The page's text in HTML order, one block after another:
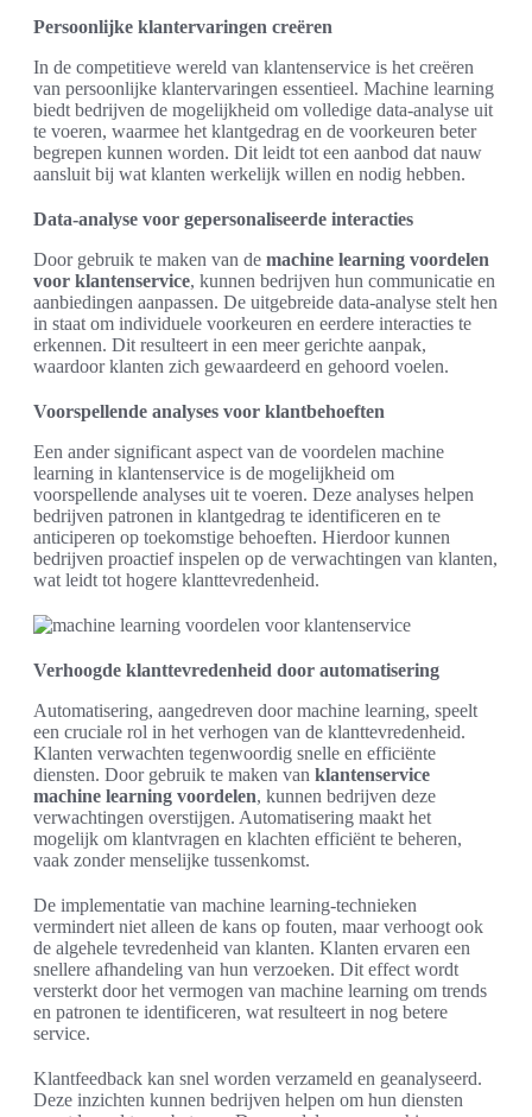
Persoonlijke klantervaringen creëren
In de competitieve wereld van klantenservice is het creëren
van persoonlijke klantervaringen essentieel. Machine learning
biedt bedrijven de mogelijkheid om volledige data-analyse uit
te voeren, waarmee het klantgedrag en de voorkeuren beter
begrepen kunnen worden. Dit leidt tot een aanbod dat nauw
aansluit bij wat klanten werkelijk willen en nodig hebben.
Data-analyse voor gepersonaliseerde interacties
Door gebruik te maken van de machine learning voordelen
voor klantenservice, kunnen bedrijven hun communicatie en
aanbiedingen aanpassen. De uitgebreide data-analyse stelt hen
in staat om individuele voorkeuren en eerdere interacties te
erkennen. Dit resulteert in een meer gerichte aanpak,
waardoor klanten zich gewaardeerd en gehoord voelen.
Voorspellende analyses voor klantbehoeften
Een ander significant aspect van de voordelen machine
learning in klantenservice is de mogelijkheid om
voorspellende analyses uit te voeren. Deze analyses helpen
bedrijven patronen in klantgedrag te identificeren en te
anticiperen op toekomstige behoeften. Hierdoor kunnen
bedrijven proactief inspelen op de verwachtingen van klanten,
wat leidt tot hogere klanttevredenheid.
Verhoogde klanttevredenheid door automatisering
Automatisering, aangedreven door machine learning, speelt
een cruciale rol in het verhogen van de klanttevredenheid.
Klanten verwachten tegenwoordig snelle en efficiënte
diensten. Door gebruik te maken van klantenservice
machine learning voordelen, kunnen bedrijven deze
verwachtingen overstijgen. Automatisering maakt het
mogelijk om klantvragen en klachten efficiënt te beheren,
vaak zonder menselijke tussenkomst.
De implementatie van machine learning-technieken
vermindert niet alleen de kans op fouten, maar verhoogt ook
de algehele tevredenheid van klanten. Klanten ervaren een
snellere afhandeling van hun verzoeken. Dit effect wordt
versterkt door het vermogen van machine learning om trends
en patronen te identificeren, wat resulteert in nog betere
service.
Klantfeedback kan snel worden verzameld en geanalyseerd.
Deze inzichten kunnen bedrijven helpen om hun diensten